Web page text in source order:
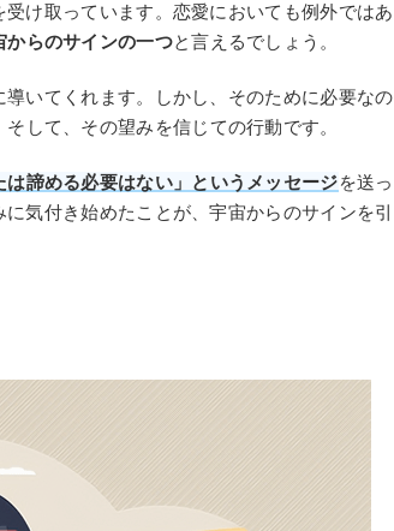
け取っています。恋愛においても例外ではあ
からのサインの一つと言えるでしょう。
いてくれます。しかし、そのために必要なの
そして、その望みを信じての行動です。
は諦める必要はない」というメッセージを送っ
気付き始めたことが、宇宙からのサインを引